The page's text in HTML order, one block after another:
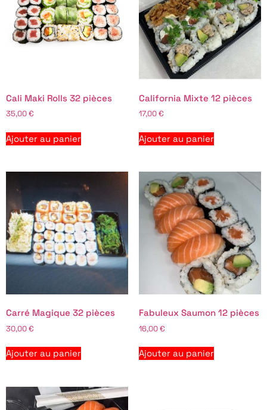
Cali Maki Rolls 32 pièces
35,00€
Ajouter au panier
California Mixte 12 pièces
17,00€
Ajouter au panier
Carré Magique 32 pièces
30,00€
Ajouter au panier
Fabuleux Saumon 12 pièces
16,00€
Ajouter au panier